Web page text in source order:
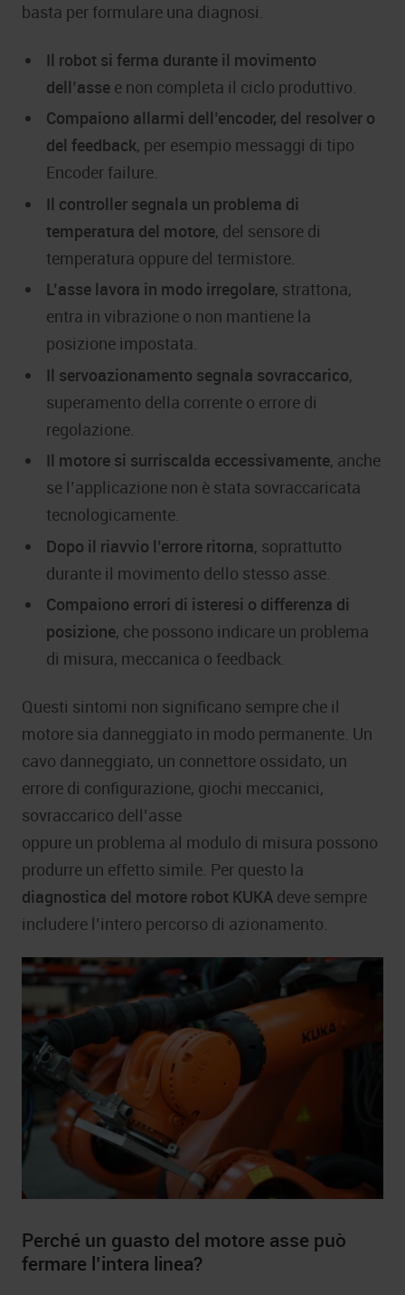
basta per formulare una diagnosi.
Il robot si ferma durante il movimento
dell’asse e non completa il ciclo produttivo.
Compaiono allarmi dell’encoder, del resolver o
del feedback, per esempio messaggi di tipo
Encoder failure.
Il controller segnala un problema di
temperatura del motore, del sensore di
temperatura oppure del termistore.
L’asse lavora in modo irregolare, strattona,
entra in vibrazione o non mantiene la
posizione impostata.
Il servoazionamento segnala sovraccarico,
superamento della corrente o errore di
regolazione.
Il motore si surriscalda eccessivamente, anche
se l’applicazione non è stata sovraccaricata
tecnologicamente.
Dopo il riavvio l’errore ritorna, soprattutto
durante il movimento dello stesso asse.
Compaiono errori di isteresi o differenza di
posizione, che possono indicare un problema
di misura, meccanica o feedback.
Questi sintomi non significano sempre che il
motore sia danneggiato in modo permanente. Un
cavo danneggiato, un connettore ossidato, un
errore di configurazione, giochi meccanici,
sovraccarico dell’asse
oppure un problema al modulo di misura possono
produrre un effetto simile. Per questo la
diagnostica del motore robot KUKA deve sempre
includere l’intero percorso di azionamento.
Perché un guasto del motore asse può
fermare l’intera linea?